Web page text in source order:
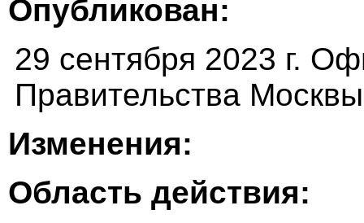
Опубликован:
29 сентября 2023 г.
Правительства
Изменения:
Область действия: